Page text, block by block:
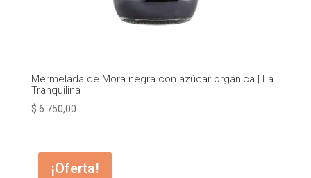
Mermelada de Mora negra con azúcar orgánica | La
Tranquilina
$ 6.750,00
¡Oferta!